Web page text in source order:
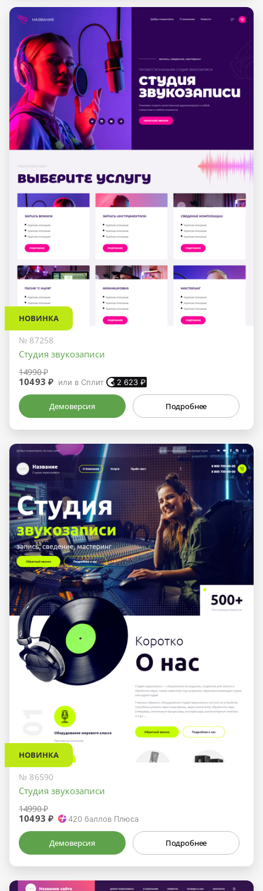
НОВИНКА
№ 87258
Студия звукозаписи
14990 ₽
10493 ₽ или в Сплит 2 623 ₽
Демоверсия Подробнее
НОВИНКА
№ 86590
Студия звукозаписи
14990 ₽
10493 ₽ 420 баллов Плюса
Демоверсия Подробнее